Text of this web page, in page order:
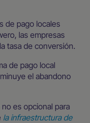
de pago locales
las empresas
tasa de conversión.
de pago local
el abandono
es opcional para
la infraestructura de